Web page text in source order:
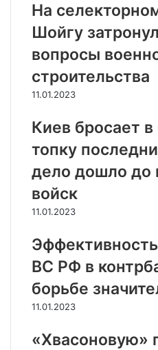
На
Шойгу
вопросы
строительства
11.01.2023
Киев бросает
топку
дело дошло до
войск
11.01.2023
ВС РФ в
борьбе
11.01.2023
«Хвасоновую»